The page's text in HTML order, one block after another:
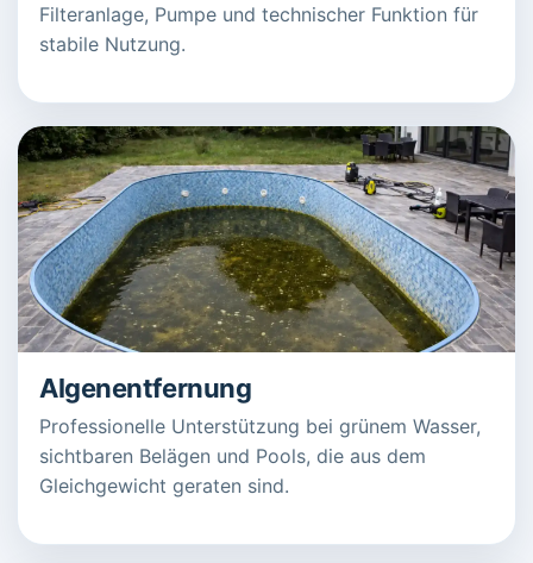
Filteranlage, Pumpe und technischer Funktion für
stabile Nutzung.
Algenentfernung
Professionelle Unterstützung bei grünem Wasser,
sichtbaren Belägen und Pools, die aus dem
Gleichgewicht geraten sind.